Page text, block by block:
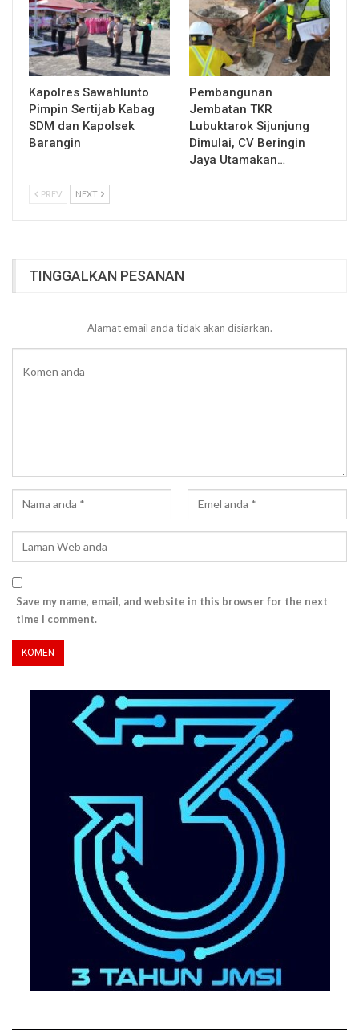
Kapolres Sawahlunto
Pimpin Sertijab Kabag
SDM dan Kapolsek
Barangin
Pembangunan
Jembatan TKR
Lubuktarok Sijunjung
Dimulai, CV Beringin
Jaya Utamakan…
PREV NEXT
TINGGALKAN PESANAN
Alamat email anda tidak akan disiarkan.
Save my name, email, and website in this browser for the next
time I comment.